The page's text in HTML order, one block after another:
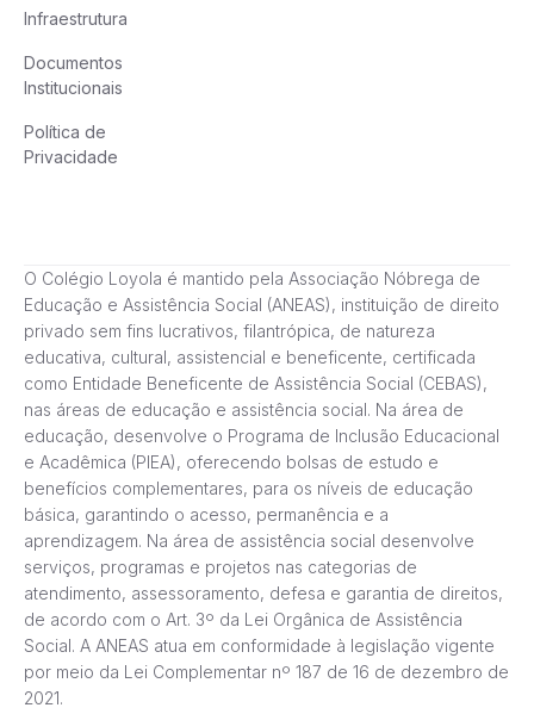
Infraestrutura
Documentos
Institucionais
Política de
Privacidade
O Colégio Loyola é mantido pela Associação Nóbrega de
Educação e Assistência Social (ANEAS), instituição de direito
privado sem fins lucrativos, filantrópica, de natureza
educativa, cultural, assistencial e beneficente, certificada
como Entidade Beneficente de Assistência Social (CEBAS),
nas áreas de educação e assistência social. Na área de
educação, desenvolve o Programa de Inclusão Educacional
e Acadêmica (PIEA), oferecendo bolsas de estudo e
benefícios complementares, para os níveis de educação
básica, garantindo o acesso, permanência e a
aprendizagem. Na área de assistência social desenvolve
serviços, programas e projetos nas categorias de
atendimento, assessoramento, defesa e garantia de direitos,
de acordo com o Art. 3º da Lei Orgânica de Assistência
Social. A ANEAS atua em conformidade à legislação vigente
por meio da Lei Complementar nº 187 de 16 de dezembro de
2021.